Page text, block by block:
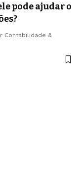
pode ajudar o
Contabilidade &